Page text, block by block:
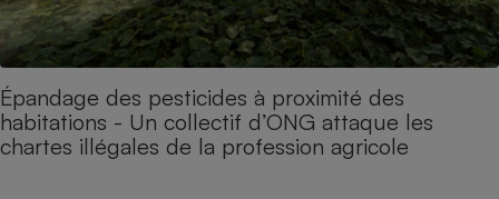
Épandage des pesticides à proximité des
habitations - Un collectif d’ONG attaque les
chartes illégales de la profession agricole